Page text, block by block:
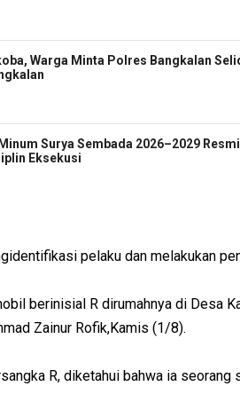
Warga Minta Polres Bangkalan
Surya Sembada 2026–2029
Eksekusi
pelaku dan melakukan
berinisial R dirumahnya di Desa
Zainur Rofik,Kamis (1/8).
R, diketahui bahwa ia